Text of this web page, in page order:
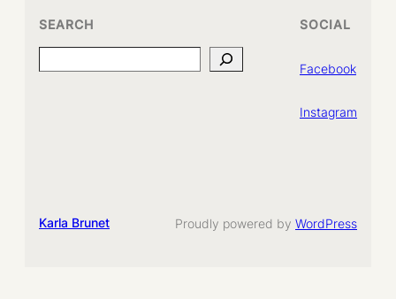
SEARCH
Search
SOCIAL
Facebook
Instagram
Karla Brunet Proudly powered by WordPress